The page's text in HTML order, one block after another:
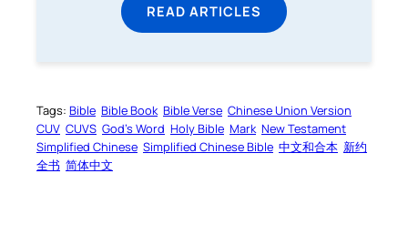
READ ARTICLES
Tags: Bible Bible Book Bible Verse Chinese Union Version
CUV CUVS God’s Word Holy Bible Mark New Testament
Simplified Chinese Simplified Chinese Bible 中文和合本 新约
全书 简体中文